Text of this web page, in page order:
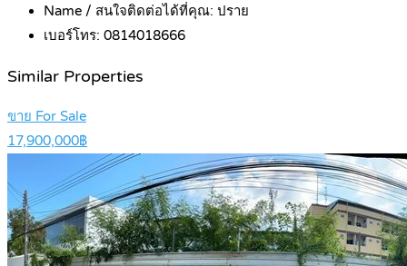
Name / สนใจติดต่อได้ที่คุณ: ปราย
เบอร์โทร: 0814018666
Similar Properties
ขาย For Sale
17,900,000฿